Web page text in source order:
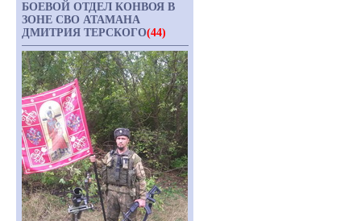
БОЕВОЙ ОТДЕЛ КОНВОЯ В
ЗОНЕ СВО АТАМАНА
ДМИТРИЯ ТЕРСКОГО(44)